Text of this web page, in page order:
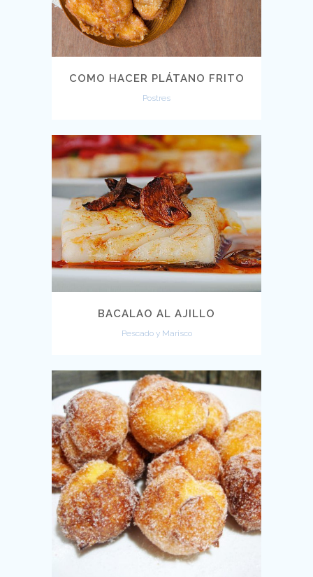
COMO HACER PLÁTANO FRITO
Postres
BACALAO AL AJILLO
Pescado y Marisco